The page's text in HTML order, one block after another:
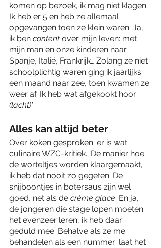
komen op bezoek, ik mag niet klagen.
Ik heb er 5 en heb ze allemaal
opgevangen toen ze klein waren. Ja,
ik ben content over mijn leven: met
mijn man en onze kinderen naar
Spanje, Italië, Frankrijk… Zolang ze niet
schoolplichtig waren ging ik jaarlijks
een maand naar zee, toen kwamen ze
weer af. Ik heb wat afgekookt hoor
(lacht).’
Alles kan altijd beter
Over koken gesproken: er is wat
culinaire WZC-kritiek. ‘De manier hoe
de worteltjes worden klaargemaakt,
ik heb dat nooit zo gegeten. De
snijboontjes in botersaus zijn wel
goed, net als de crème glace. En ja,
de jongeren die stage lopen moeten
het evenzeer leren, ik heb daar
geduld mee. Behalve als ze me
behandelen als een nummer: laat het